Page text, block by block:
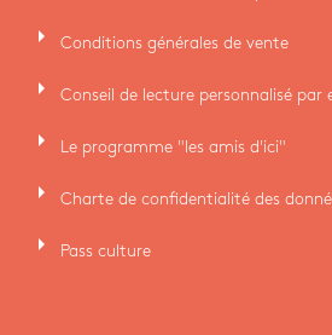
arrow_right Conditions générales de vente
arrow_right Conseil de lecture personnalisé par
arrow_right Le programme "les amis d'ici"
arrow_right Charte de confidentialité des
arrow_right Pass culture